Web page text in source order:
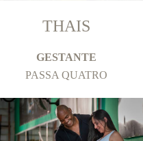
THAIS
GESTANTE
PASSA QUATRO